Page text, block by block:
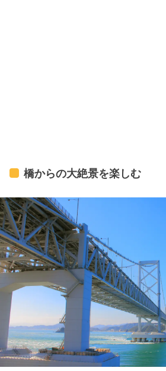
橋からの大絶景を楽しむ